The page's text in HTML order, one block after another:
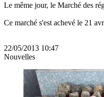
Le même jour, le Marché des
Ce marché s'est achevé le 21
22/05/2013 10:47
Nouvelles